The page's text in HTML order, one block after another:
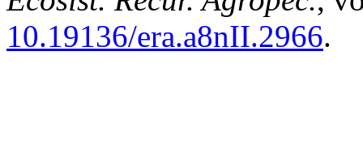
10.19136/era.a8nII.2966.